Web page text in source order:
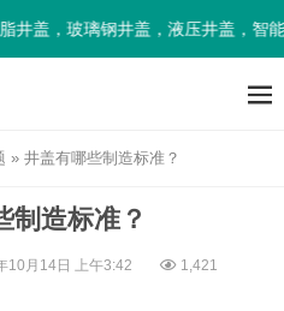
，玻璃钢井盖，液压井盖，智能
» 井盖有哪些制造标准？
制造标准？
10月14日 上午3:42 1,421